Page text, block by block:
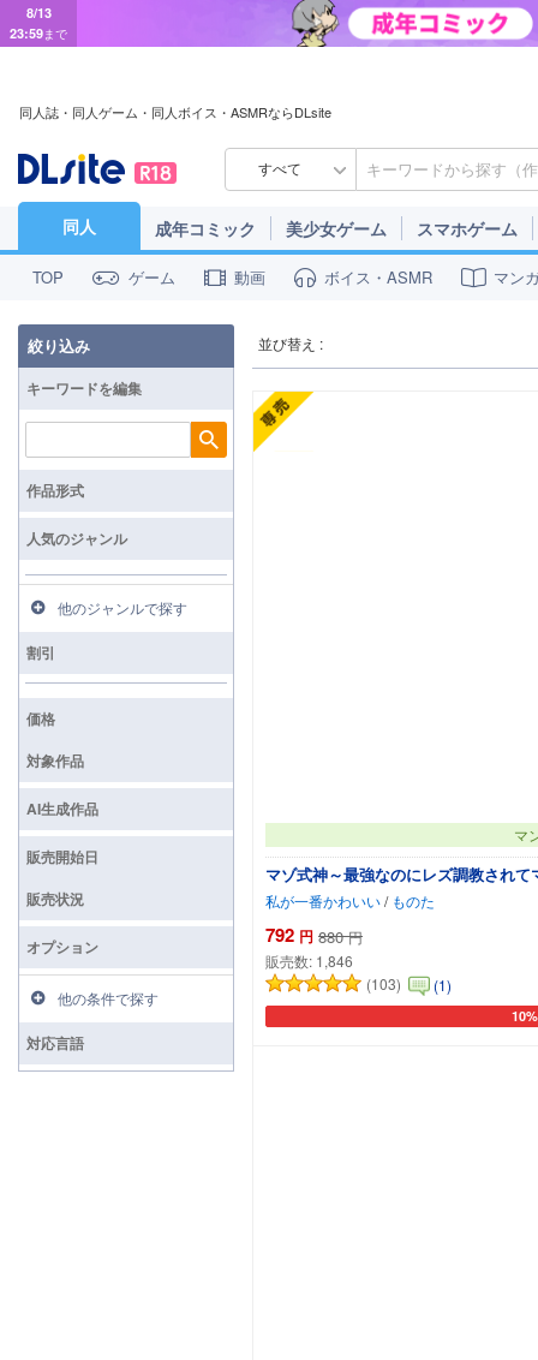
8/13
23:59まで
同人誌・同人ゲーム・同人ボイス・ASMRならDLsite
すべて
同人 成年コミック 美少女ゲーム スマホゲーム
TOP ゲーム 動画 ボイス・ASMR マン
並び替え :
マ
マゾ式神～最強なのにレズ調教され
私が一番かわいい/ ものた
792 円 880 円
販売数: 1,846
(103)
(1)
カー
絞り込み
キーワードを編集
検索
作品形式
人気のジャンル
他のジャンルで探す
割引
価格
対象作品
AI生成作品
販売開始日
販売状況
オプション
他の条件で探す
対応言語